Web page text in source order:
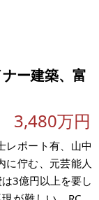
山梨方面行くの
小学校の1.km位
バンド練習をや
ー建築、富
3,480万円
レポート有、山中
に佇む、元芸能人
3億円以上を要し